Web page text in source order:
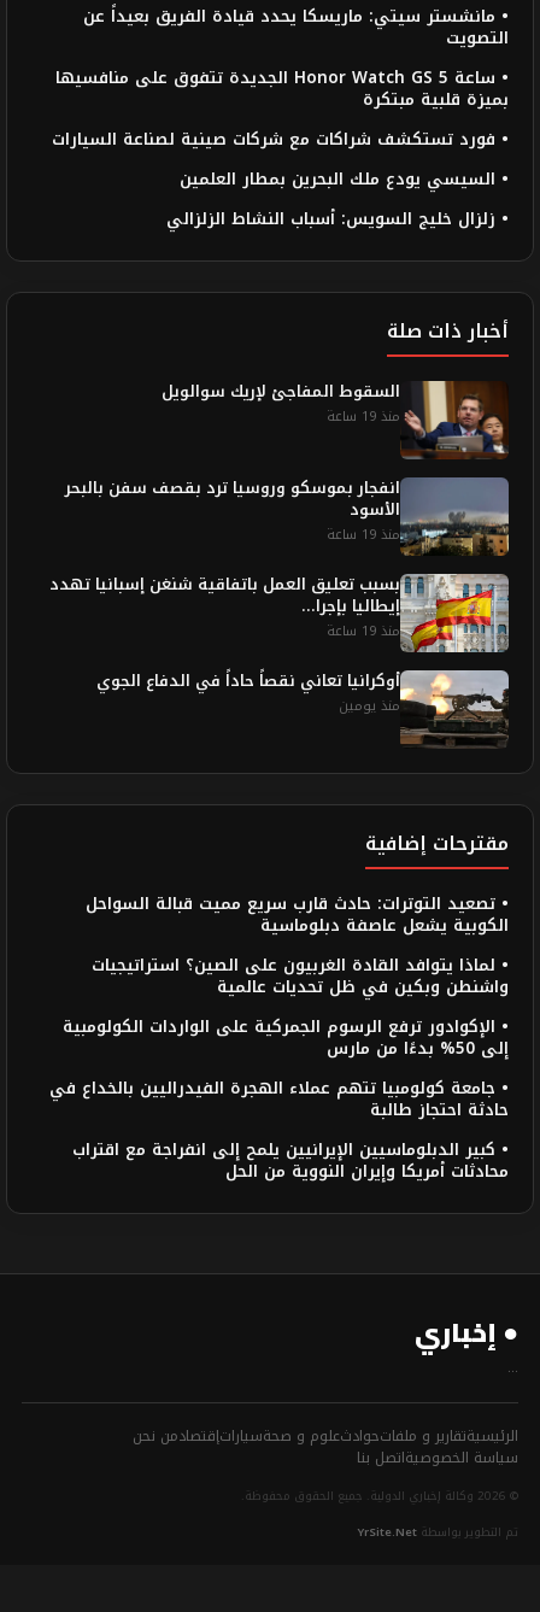
• مانشستر سيتي: ماريسكا يحدد قيادة الفريق بعيداً عن
التصويت
• ساعة Honor Watch GS 5 الجديدة تتفوق على منافسيها
بميزة قلبية مبتكرة
• فورد تستكشف شراكات مع شركات صينية لصناعة السيارات
• السيسي يودع ملك البحرين بمطار العلمين
• زلزال خليج السويس: أسباب النشاط الزلزالي
أخبار ذات صلة
السقوط المفاجئ لإريك سوالويل
منذ 19 ساعة
انفجار بموسكو وروسيا ترد بقصف سفن بالبحر
الأسود
منذ 19 ساعة
بسبب تعليق العمل باتفاقية شنغن إسبانيا تهدد
إيطاليا بإجرا...
منذ 19 ساعة
أوكرانيا تعاني نقصاً حاداً في الدفاع الجوي
منذ يومين
مقترحات إضافية
• تصعيد التوترات: حادث قارب سريع مميت قبالة السواحل
الكوبية يشعل عاصفة دبلوماسية
• لماذا يتوافد القادة الغربيون على الصين؟ استراتيجيات
واشنطن وبكين في ظل تحديات عالمية
• الإكوادور ترفع الرسوم الجمركية على الواردات الكولومبية
إلى 50% بدءًا من مارس
• جامعة كولومبيا تتهم عملاء الهجرة الفيدراليين بالخداع في
حادثة احتجاز طالبة
• كبير الدبلوماسيين الإيرانيين يلمح إلى انفراجة مع اقتراب
محادثات أمريكا وإيران النووية من الحل
● إخباري
...
الرئيسيةتقارير و ملفاتحوادثعلوم و صحةسياراتإقتصادمن نحن
سياسة الخصوصيةاتصل بنا
© 2026 وكالة إخباري الدولية. جميع الحقوق محفوظة.
تم التطوير بواسطة YrSite.Net